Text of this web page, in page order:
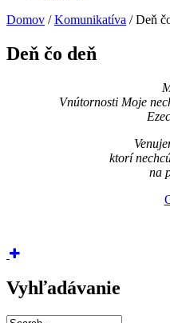
Domov /Komunikatíva /Deň
Deň čo deň
Vnútornosti Moje
ktorí
na
Vyhľadávanie